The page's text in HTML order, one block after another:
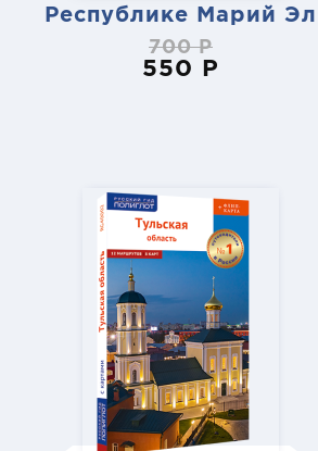
Республике Марий Эл
700 Р
550 Р